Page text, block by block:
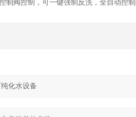
阀控制，可一键强制反洗，全自动控制